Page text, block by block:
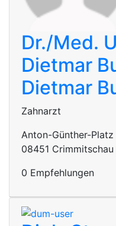
Dr./Med.
Dietmar
Dietmar
Zahnarzt
Anton-Günther-Platz
08451
0 Empfehlungen